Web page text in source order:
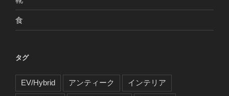
食
タグ
EV/Hybrid アンティーク インテリア